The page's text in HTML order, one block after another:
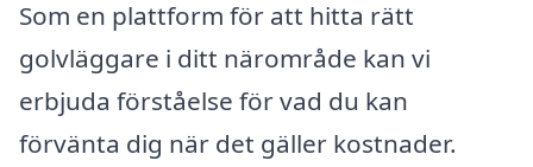
Som en plattform för att hitta rätt
golvläggare i ditt närområde kan vi
erbjuda förståelse för vad du kan
förvänta dig när det gäller kostnader.